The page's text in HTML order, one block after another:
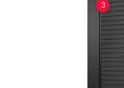
3